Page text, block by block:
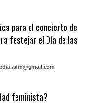
para el concierto de
festejar el Día de las
feminista?